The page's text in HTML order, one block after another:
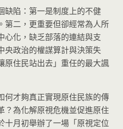
缺陷：第一是制度上的不健
第二，更重要但卻經常為人所
心化，缺乏部落的連結與支
央政治的權謀算計與決策失
原住民站出去」重任的最大諷
何才夠真正實現原住民族的傳
？為化解原視危機並促進原住
十月初舉辦了一場「原視定位